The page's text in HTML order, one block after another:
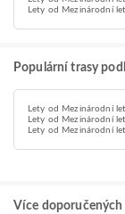
Lety od Mezinárodní
Populární trasy
Lety od Mezinárodní
Lety od Mezinárodní
Lety od Mezinárodní
Více